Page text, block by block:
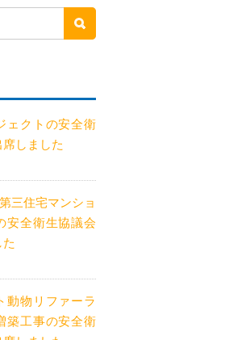
ェクトの安全衛
しました
三住宅マンショ
安全衛生協議会
動物リファーラ
築工事の安全衛